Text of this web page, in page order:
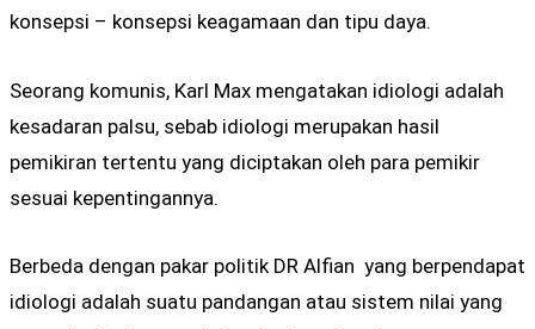
konsepsi – konsepsi keagamaan dan tipu daya.
Seorang komunis, Karl Max mengatakan idiologi adalah
kesadaran palsu, sebab idiologi merupakan hasil
pemikiran tertentu yang diciptakan oleh para pemikir
sesuai kepentingannya.
Berbeda dengan pakar politik DR Alfian yang berpendapat
idiologi adalah suatu pandangan atau sistem nilai yang